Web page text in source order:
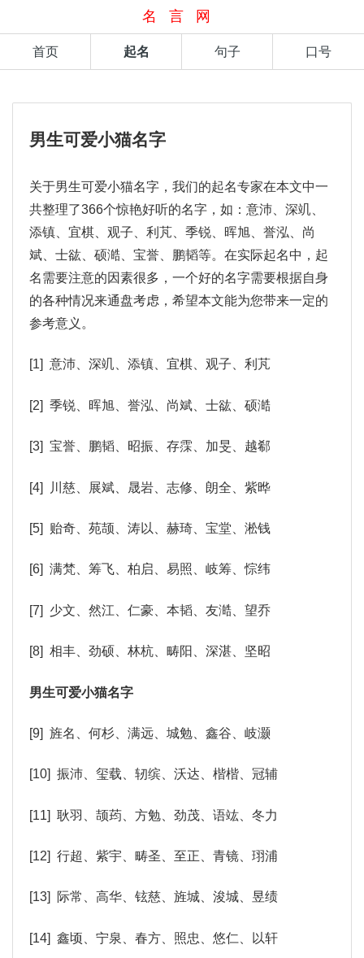
名言网
首页 起名 句子 口号
男生可爱小猫名字
关于男生可爱小猫名字，我们的起名专家在本文中一
共整理了366个惊艳好听的名字，如：意沛、深竌、
添镇、宜棋、观子、利芃、季锐、晖旭、誉泓、尚
斌、士谹、硕澔、宝誉、鹏韬等。在实际起名中，起
名需要注意的因素很多，一个好的名字需要根据自身
的各种情况来通盘考虑，希望本文能为您带来一定的
参考意义。
[1] 意沛、深竌、添镇、宜棋、观子、利芃
[2] 季锐、晖旭、誉泓、尚斌、士谹、硕澔
[3] 宝誉、鹏韬、昭振、存霂、加旻、越郗
[4] 川慈、展斌、晟岩、志修、朗全、紫晔
[5] 贻奇、苑颉、涛以、赫琦、宝堂、淞钱
[6] 满梵、筹飞、柏启、易照、岐筹、悰纬
[7] 少文、然江、仁豪、本韬、友澔、望乔
[8] 相丰、劲硕、林杭、畴阳、深湛、坚昭
男生可爱小猫名字
[9] 旌名、何杉、满远、城勉、鑫谷、岐灏
[10] 振沛、玺载、轫缤、沃达、楷楷、冠辅
[11] 耿羽、颉荺、方勉、劲茂、语竑、冬力
[12] 行超、紫宇、畴圣、至正、青镜、珝浦
[13] 际常、高华、铉慈、旌城、浚城、昱绩
[14] 鑫顷、宁泉、春方、照忠、悠仁、以轩